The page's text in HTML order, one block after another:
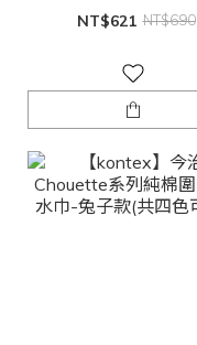
NT$621 NT$690